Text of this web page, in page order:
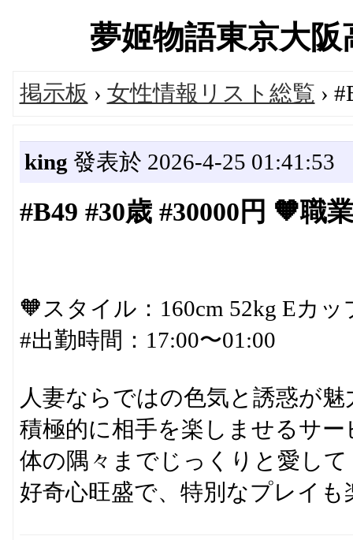
夢姬物語東京大
掲示板 › 女性情報リスト総覧 ›
king 發表於 2026-4-25 01:41:53
#B49 #30歳 #30000円 🧡職
🧡スタイル：160cm 52kg Eカッ
#出勤時間：17:00〜01:00
人妻ならではの色気と誘惑が魅
積極的に相手を楽しませるサ
体の隅々までじっくりと愛し
好奇心旺盛で、特別なプレイ